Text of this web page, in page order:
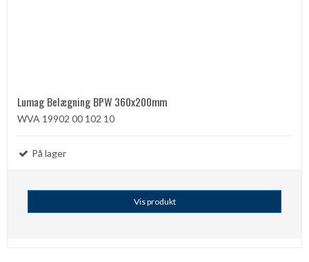
Lumag Belægning BPW 360x200mm
WVA 19902 00 102 10
På lager
Vis produkt